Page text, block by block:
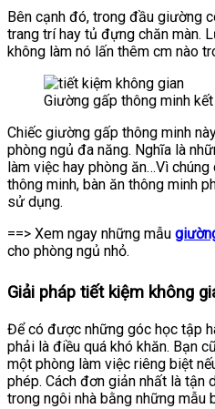
Bên cạnh đó, trong đầu giường
trang trí hay tủ đựng chăn màn.
không làm nó lấn thêm cm nào
Giường gấp thông minh
Chiếc giường gấp thông minh
phòng ngủ đa năng. Nghĩa là
làm việc hay phòng ăn…Vì
thông minh, bàn ăn thông minh
sử dụng.
==> Xem ngay những mẫu
cho phòng ngủ nhỏ.
Giải pháp tiết kiệm không
Để có được những góc học tập
phải là điều quá khó khăn. Bạn
một phòng làm việc riêng biệt
phép. Cách đơn giản nhất là tận
trong ngôi nhà bằng những mẫu